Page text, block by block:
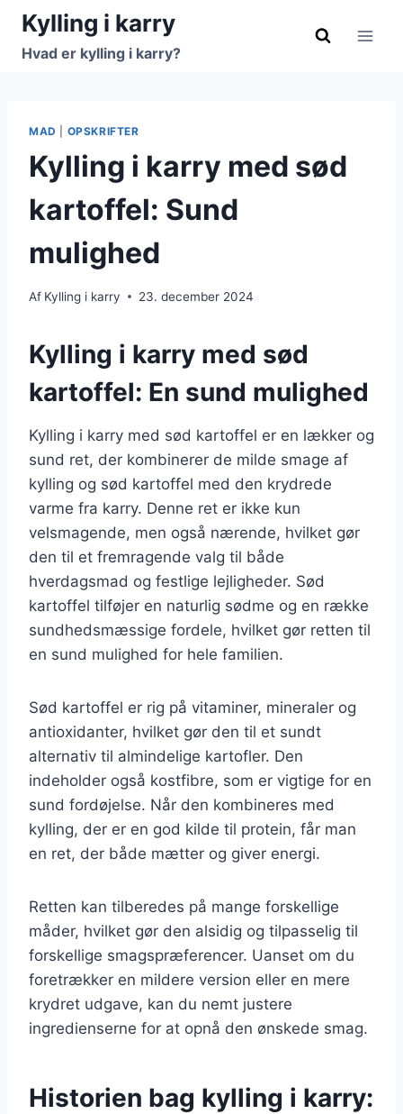
Fortsæt
indhold
Kylling i karry
Hvad er kylling i karry?
MAD OPSKRIFTER
Kylling i karry med sød
kartoffel: Sund
mulighed
Af Kylling i karry 23. december 2024
Kylling i karry med sød
kartoffel: En sund mulighed
Kylling i karry med sød kartoffel er en lækker og
sund ret, der kombinerer de milde smage af
kylling og sød kartoffel med den krydrede
varme fra karry. Denne ret er ikke kun
velsmagende, men også nærende, hvilket gør
den til et fremragende valg til både
hverdagsmad og festlige lejligheder. Sød
kartoffel tilføjer en naturlig sødme og en række
sundhedsmæssige fordele, hvilket gør retten til
en sund mulighed for hele familien.
Sød kartoffel er rig på vitaminer, mineraler og
antioxidanter, hvilket gør den til et sundt
alternativ til almindelige kartofler. Den
indeholder også kostfibre, som er vigtige for en
sund fordøjelse. Når den kombineres med
kylling, der er en god kilde til protein, får man
en ret, der både mætter og giver energi.
Retten kan tilberedes på mange forskellige
måder, hvilket gør den alsidig og tilpasselig til
forskellige smagspræferencer. Uanset om du
foretrækker en mildere version eller en mere
krydret udgave, kan du nemt justere
ingredienserne for at opnå den ønskede smag.
Historien bag kylling i karry: